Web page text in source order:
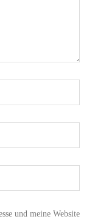
und meine Website